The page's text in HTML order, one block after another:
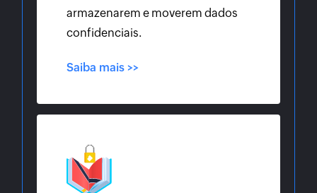
armazenarem e moverem dados
confidenciais.
Saiba mais >>